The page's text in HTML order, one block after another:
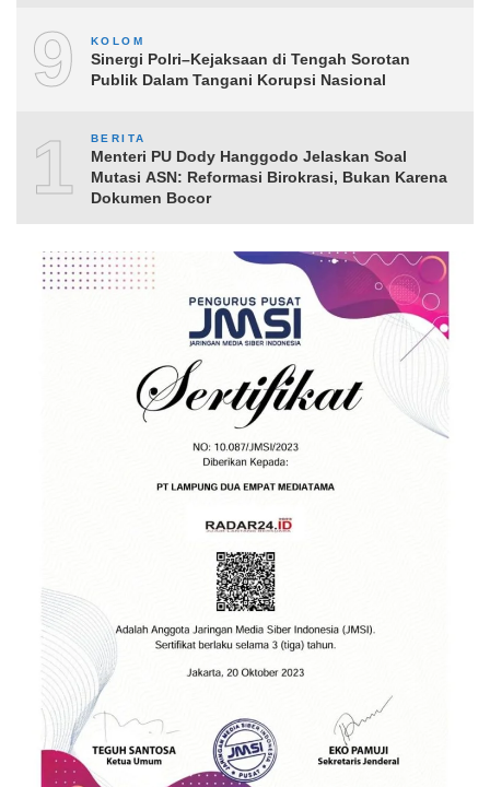
9 KOLOM
Sinergi Polri–Kejaksaan di Tengah Sorotan
Publik Dalam Tangani Korupsi Nasional
10BERITA
Menteri PU Dody Hanggodo Jelaskan Soal
Mutasi ASN: Reformasi Birokrasi, Bukan Karena
Dokumen Bocor